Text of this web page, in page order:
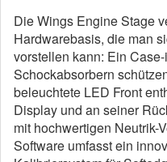
Die Wings Engine Stage
Hardwarebasis, die man
vorstellen kann: Ein
Schockabsorbern
beleuchtete LED Front
Display und an seiner
mit hochwertigen Neutrik-
Software umfasst ein